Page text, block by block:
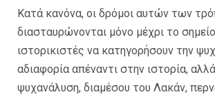
Κατά κανόνα, οι δρόμοι αυτών των
διασταυρώνονται μόνο μέχρι το
ιστορικιστές να κατηγορήσουν την
αδιαφορία απέναντι στην ιστορία,
ψυχανάλυση, διαμέσου του Λακάν,